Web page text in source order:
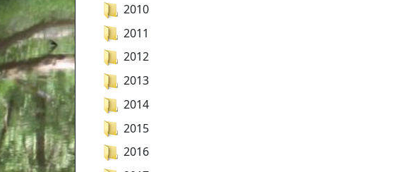
2010
2011
2012
2013
2014
2015
2016